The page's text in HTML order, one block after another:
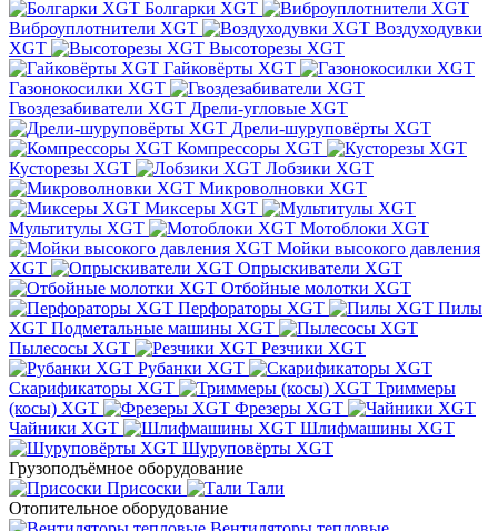
Болгарки XGT
Виброуплотнители XGT
Воздуходувки
XGT
Высоторезы XGT
Гайковёрты XGT
Газонокосилки XGT
Гвоздезабиватели XGT Дрели-угловые XGT
Дрели-шуруповёрты XGT
Компрессоры XGT
Кусторезы XGT
Лобзики XGT
Микроволновки XGT
Миксеры XGT
Мультитулы XGT
Мотоблоки XGT
Мойки высокого давления
XGT
Опрыскиватели XGT
Отбойные молотки XGT
Перфораторы XGT
Пилы
XGT Подметальные машины XGT
Пылесосы XGT
Резчики XGT
Рубанки XGT
Скарификаторы XGT
Триммеры
(косы) XGT
Фрезеры XGT
Чайники XGT
Шлифмашины XGT
Шуруповёрты XGT
Грузоподъёмное оборудование
Присоски
Тали
Отопительное оборудование